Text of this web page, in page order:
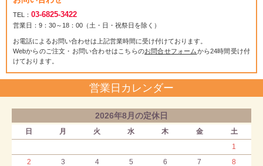
TEL： 03-6825-3422
営業日：9：30～18：00（土・日・祝祭日を除く）
お電話によるお問い合わせは上記営業時間に受け付けております。
Webからのご注文・お問い合わせはこちらのお問合せフォームから24時間受け付
けております。
営業日カレンダー
2026年8月の定休日
日 月 火 水 木 金
土
1
2
3 4 5 6 7
8